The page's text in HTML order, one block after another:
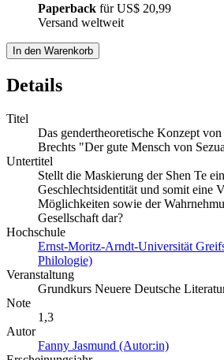
Paperback fürUS$ 20,99
Versand weltweit
In den Warenkorb
Details
Titel
Das gendertheoretische Konzept
Brechts "Der gute Mensch von
Untertitel
Stellt die Maskierung der Shen Te
Geschlechtsidentität und somit eine
Möglichkeiten sowie der
Gesellschaft dar?
Hochschule
Ernst-Moritz-Arndt-Universität
Philologie)
Veranstaltung
Grundkurs Neuere Deutsche
Note
1,3
Autor
Fanny Jasmund (Autor:in)